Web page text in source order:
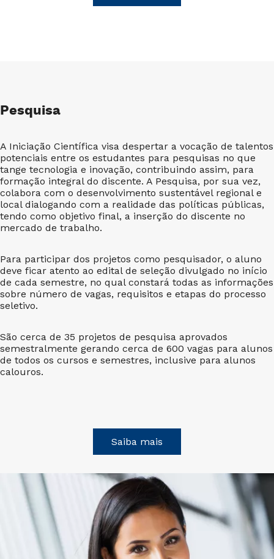
Pesquisa
A Iniciação Científica visa despertar a vocação de talentos
potenciais entre os estudantes para pesquisas no que
tange tecnologia e inovação, contribuindo assim, para
formação integral do discente. A Pesquisa, por sua vez,
colabora com o desenvolvimento sustentável regional e
local dialogando com a realidade das políticas públicas,
tendo como objetivo final, a inserção do discente no
mercado de trabalho.
Para participar dos projetos como pesquisador, o aluno
deve ficar atento ao edital de seleção divulgado no início
de cada semestre, no qual constará todas as informações
sobre número de vagas, requisitos e etapas do processo
seletivo.
São cerca de 35 projetos de pesquisa aprovados
semestralmente gerando cerca de 600 vagas para alunos
de todos os cursos e semestres, inclusive para alunos
calouros.
Saiba mais